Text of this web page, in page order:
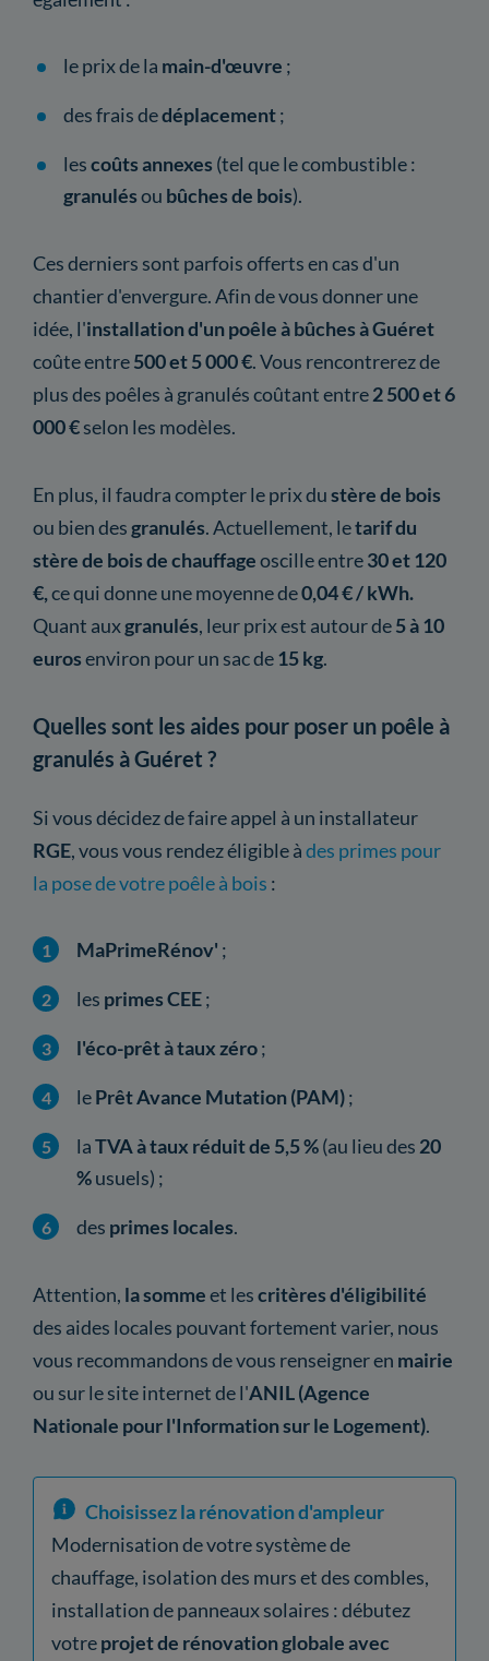
le prix de la main-d'œuvre ;
des frais dedéplacement;
lescoûts annexes (tel que le combustible :
granulésou bûches de bois).
Ces derniers sont parfois offerts en cas d'un
chantier d'envergure. Afin de vous donner une
idée, l'installation d'un poêle à bûches à Guéret
coûte entre500 et 5 000 €. Vous rencontrerez de
plus des poêles à granulés coûtant entre2 500 et 6
000 €selon les modèles.
En plus, il faudra compter le prix dustère de bois
ou bien desgranulés. Actuellement, letarif du
stère de bois de chauffageoscille entre30 et 120
€,ce qui donne une moyenne de0,04 € / kWh.
Quant auxgranulés, leur prix est autour de5 à 10
eurosenviron pour un sac de15 kg.
Quelles sont les aides pour poser un poêle à
granulés à Guéret ?
Si vous décidez de faire appel à un installateur
RGE, vous vous rendez éligible àdes primes pour
la pose de votre poêle à bois :
MaPrimeRénov' ;
les primes CEE;
l'éco-prêt à taux zéro;
lePrêt Avance Mutation (PAM);
laTVA à taux réduit de 5,5 %(au lieu des 20
%usuels) ;
des primes locales.
Attention, la sommeet lescritères d'éligibilité
des aides locales pouvant fortement varier, nous
vous recommandons de vous renseigner en mairie
ou sur le site internet de l'ANIL (Agence
Nationale pour l'Information sur le Logement).
Choisissez la rénovation d'ampleur
Modernisation de votre système de
chauffage, isolation des murs et des combles,
installation de panneaux solaires : débutez
votreprojet de rénovation globale avec